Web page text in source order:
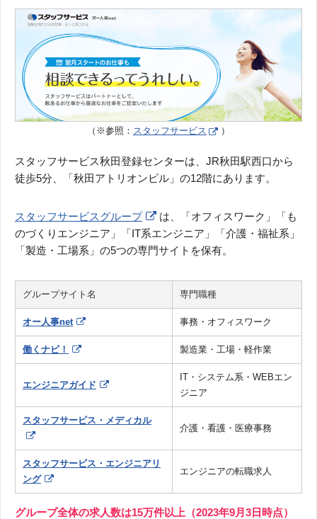
（※参照： スタッフサービス ）
スタッフサービス秋田登録センターは、JR秋田駅西口から
徒歩5分、「秋田アトリオンビル」の12階にあります。
スタッフサービスグループ
は、「オフィスワーク」「も
のづくりエンジニア」「IT系エンジニア」「介護・福祉系」
「製造・工場系」の5つの専門サイトを保有。
グループサイト名 専門職種
オー人事net 事務・オフィスワーク
働くナビ！ 製造業・工場・軽作業
エンジニアガイド
IT・システム系・WEBエン
ジニア
スタッフサービス・メディカル
介護・看護・医療事務
スタッフサービス・エンジニアリ
ング
エンジニアの転職求人
グループ全体の求人数は15万件以上（2023年9月3日時点）